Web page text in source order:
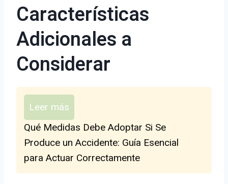
Características
Adicionales a
Considerar
Leer más
Qué Medidas Debe Adoptar Si Se
Produce un Accidente: Guía Esencial
para Actuar Correctamente